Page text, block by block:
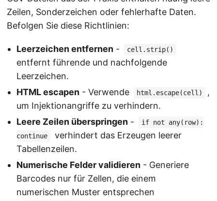
Zeilen, Sonderzeichen oder fehlerhafte Daten.
Befolgen Sie diese Richtlinien:
Leerzeichen entfernen - cell.strip()
entfernt führende und nachfolgende
Leerzeichen.
HTML escapen - Verwende html.escape(cell)
,
um Injektionangriffe zu verhindern.
Leere Zeilen überspringen -
if not any(row):
continue
verhindert das Erzeugen leerer
Tabellenzeilen.
Numerische Felder validieren - Generiere
Barcodes nur für Zellen, die einem
numerischen Muster entsprechen